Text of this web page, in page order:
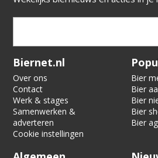
Verification code:
Biernet.nl
Over ons
Contact
Werk & stages
Samenwerken &
adverteren
Cookie instellingen
Bier
Bier
Bier
Bier
Bier